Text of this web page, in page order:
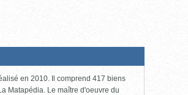
en 2010. Il comprend 417 biens
Matapédia. Le maître d'oeuvre du